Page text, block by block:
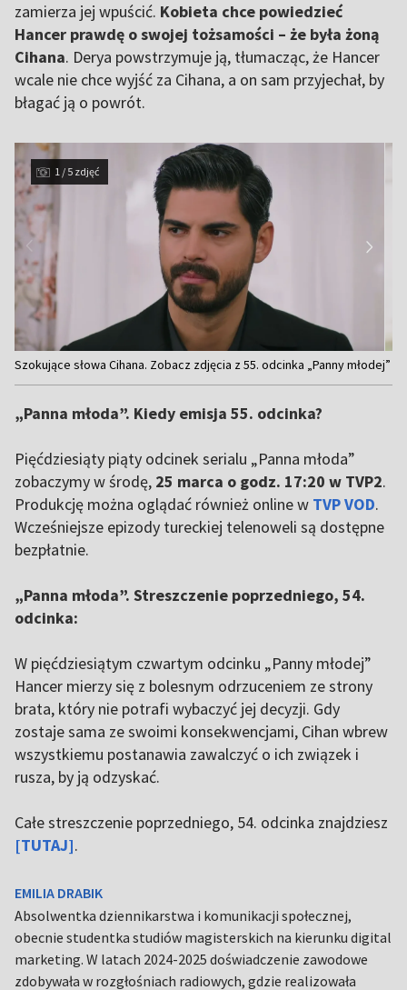
zamierza jej wpuścić. Kobieta chce powiedzieć
Hancer prawdę o swojej tożsamości – że była żoną
Cihana. Derya powstrzymuje ją, tłumacząc, że Hancer
wcale nie chce wyjść za Cihana, a on sam przyjechał, by
błagać ją o powrót.
1 / 5 zdjęć
Item
1
of
5
Szokujące słowa Cihana. Zobacz zdjęcia z 55. odcinka „Panny młodej”
„Panna młoda”. Kiedy emisja 55. odcinka?
Pięćdziesiąty piąty odcinek serialu „Panna młoda”
zobaczymy w środę, 25 marca o godz. 17:20 w TVP2.
Produkcję można oglądać również online w TVP VOD.
Wcześniejsze epizody tureckiej telenoweli są dostępne
bezpłatnie.
„Panna młoda”. Streszczenie poprzedniego, 54.
odcinka:
W pięćdziesiątym czwartym odcinku „Panny młodej”
Hancer mierzy się z bolesnym odrzuceniem ze strony
brata, który nie potrafi wybaczyć jej decyzji. Gdy
zostaje sama ze swoimi konsekwencjami, Cihan wbrew
wszystkiemu postanawia zawalczyć o ich związek i
rusza, by ją odzyskać.
Całe streszczenie poprzedniego, 54. odcinka znajdziesz
[TUTAJ].
EMILIA DRABIK
Absolwentka dziennikarstwa i komunikacji społecznej,
obecnie studentka studiów magisterskich na kierunku digital
marketing. W latach 2024-2025 doświadczenie zawodowe
zdobywała w rozgłośniach radiowych, gdzie realizowała